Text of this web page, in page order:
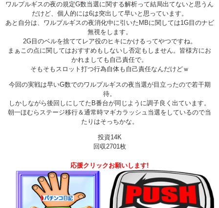
ワルプルギスの夜の規定G数当選に関する解析って結局出てないと思うん
だけど、個人的には6は突出して早いと思っています。
あと自分は、ワルプルギスの夜消化中に引いたMBに関しては1G目のナビ
無視をします。
2G目のベルを捨ててレア役のヒキにかけるってやつですね。
まぁこの点に関してはおすすめもしないし否定もしません。皆様方にお
かれましても自己責任で。
そもそもスロット打つ行為自体も自己責任なんだけどｗ
今回の実戦は早いG数でのワルプルギスの夜当選が目立ったので若干期
待。
しかしながら後回しにしてたB番台が同じように調子良く出ています。
朝一ほむらステージ移行＆通常時マギカラッシュ当選をしているので当
たりはそっちかな。
投資14K
回収2701枚
応援クリックお願いします!